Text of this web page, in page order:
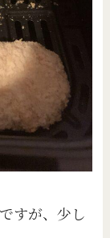
すが、少し